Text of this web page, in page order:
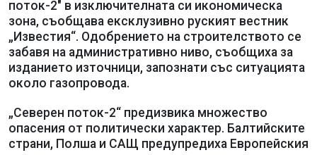
поток-2" в изключителната си икономическа
зона, съобщава ексклузивно руският вестник
„Известия“. Одобрението на строителството се
забавя на административно ниво, съобщиха за
изданието източници, запознати със ситуацията
около газопровода.
„Северен поток-2“ предизвика множество
опасения от политически характер. Балтийските
страни, Полша и САЩ предупредиха Европейския